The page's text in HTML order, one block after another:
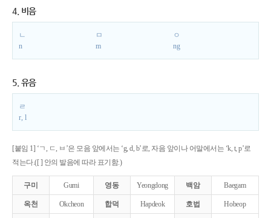
4. 비음
ㄴ
n
ㅁ
m
ㅇ
ng
5. 유음
ㄹ
r, l
[붙임 1] ‘ㄱ, ㄷ, ㅂ’은 모음 앞에서는 ‘g, d, b’로, 자음 앞이나 어말에서는 ‘k, t, p’로
적는다.([ ] 안의 발음에 따라 표기함.)
구미 Gumi 영동 Yeongdong 백암 Baegam
옥천 Okcheon 합덕 Hapdeok 호법 Hobeop